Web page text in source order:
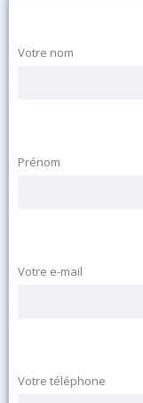
Votre nom
Prénom
Votre e-mail
Votre téléphone